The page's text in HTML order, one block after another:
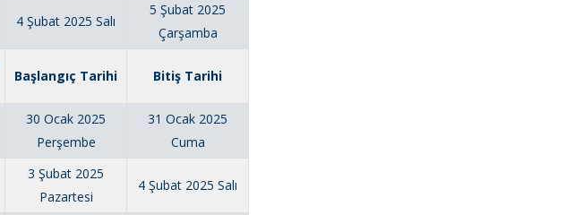
4 Şubat 2025 Salı
5 Şubat 2025
Çarşamba
Başlangıç Tarihi Bitiş Tarihi
30 Ocak 2025
Perşembe
31 Ocak 2025
Cuma
3 Şubat 2025
Pazartesi
4 Şubat 2025 Salı